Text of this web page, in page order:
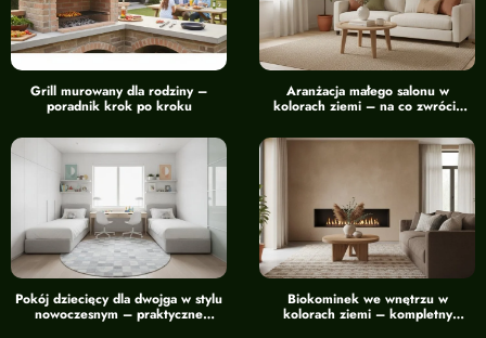
Grill murowany dla rodziny –
poradnik krok po kroku
Aranżacja małego salonu w
kolorach ziemi – na co zwrócić
Pokój dziecięcy dla dwojga w stylu
nowoczesnym – praktyczne
wskazówki
Biokominek we wnętrzu w
kolorach ziemi – kompletny